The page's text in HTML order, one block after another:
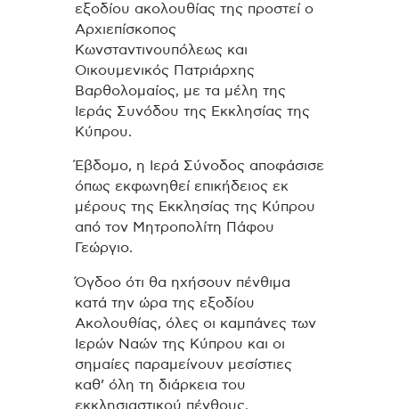
εξοδίου ακολουθίας της προστεί ο
Αρχιεπίσκοπος
Κωνσταντινουπόλεως και
Οικουμενικός Πατριάρχης
Βαρθολομαίος, με τα μέλη της
Ιεράς Συνόδου της Εκκλησίας της
Κύπρου.
Έβδομο, η Ιερά Σύνοδος αποφάσισε
όπως εκφωνηθεί επικήδειος εκ
μέρους της Εκκλησίας της Κύπρου
από τον Μητροπολίτη Πάφου
Γεώργιο.
Όγδοο ότι θα ηχήσουν πένθιμα
κατά την ώρα της εξοδίου
Ακολουθίας, όλες οι καμπάνες των
Ιερών Ναών της Κύπρου και οι
σημαίες παραμείνουν μεσίστιες
καθ’ όλη τη διάρκεια του
εκκλησιαστικού πένθους.